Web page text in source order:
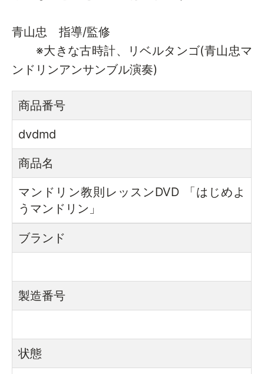
青山忠 指導/監修
※大きな古時計、リベルタンゴ(青山忠マ
ンドリンアンサンブル演奏)
商品番号
dvdmd
商品名
マンドリン教則レッスンDVD 「はじめよ
うマンドリン」
ブランド
製造番号
状態